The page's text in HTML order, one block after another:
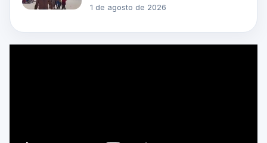
1 de agosto de 2026